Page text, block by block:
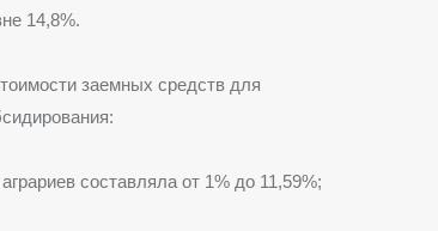
14,8%.
заемных средств для
составляла от 1% до 11,59%;